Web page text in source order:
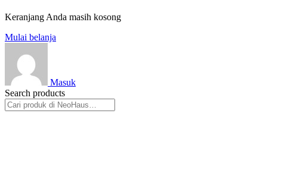
Keranjang Anda masih kosong
Mulai belanja
Masuk
Search products